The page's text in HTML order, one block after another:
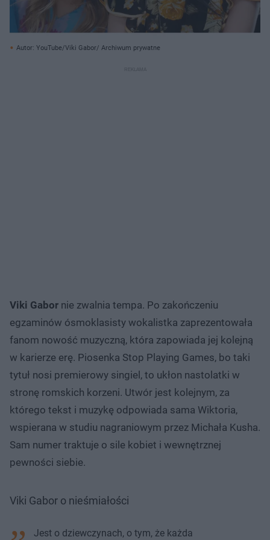
Autor: YouTube/Viki Gabor/ Archiwum prywatne
Viki Gabor nie zwalnia tempa. Po zakończeniu
egzaminów ósmoklasisty wokalistka zaprezentowała
fanom nowość muzyczną, która zapowiada jej kolejną
w karierze erę. Piosenka Stop Playing Games, bo taki
tytuł nosi premierowy singiel, to ukłon nastolatki w
stronę romskich korzeni. Utwór jest kolejnym, za
którego tekst i muzykę odpowiada sama Wiktoria,
wspierana w studiu nagraniowym przez Michała Kusha.
Sam numer traktuje o sile kobiet i wewnętrznej
pewności siebie.
Viki Gabor o nieśmiałości
Jest o dziewczynach, o tym, że każda